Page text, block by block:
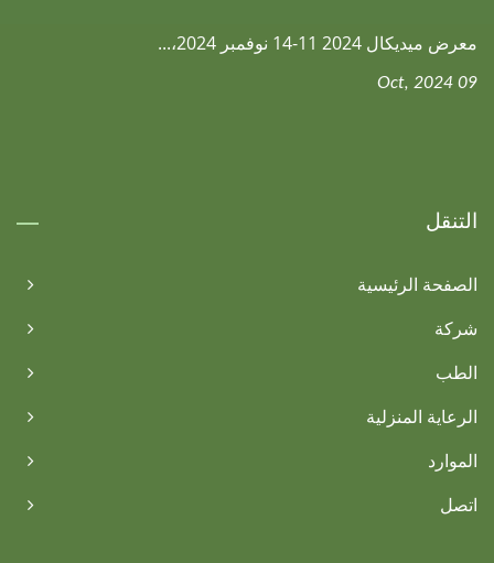
معرض ميديكال 2024 11-14 نوفمبر 2024،...
09 Oct, 2024
التنقل
الصفحة الرئيسية
شركة
الطب
الرعاية المنزلية
الموارد
اتصل